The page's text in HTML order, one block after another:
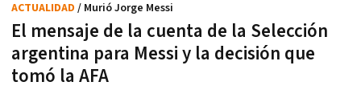
El mensaje de la cuenta de la Selección
argentina para Messi y la decisión que
tomó la AFA
ACTUALIDAD / Murió Jorge Messi